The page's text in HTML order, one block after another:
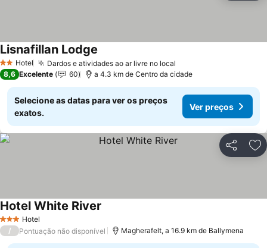
2 Estrelas
Hotel Dardos e atividades ao ar livre no local
Lisnafillan Lodge
8,6 Excelente 60 a 4.3 km de Centro da cidade
Selecione as datas para ver os preços
exatos.
Ver preços
Partilhar
3 EstrelasHotel
Hotel White River
/ Pontuação não disponível Magherafelt, a 16.9 km de Ballymena